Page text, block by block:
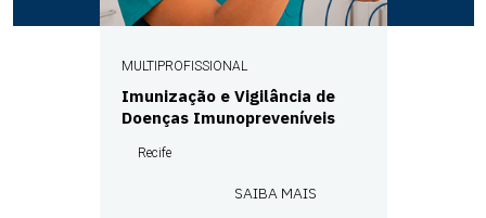
MULTIPROFISSIONAL
Imunização e Vigilância de
Doenças Imunopreveníveis
Recife
SAIBA MAIS